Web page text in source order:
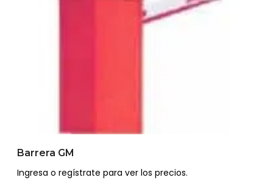
Barrera GM
Ingresa o regístrate para ver los precios.